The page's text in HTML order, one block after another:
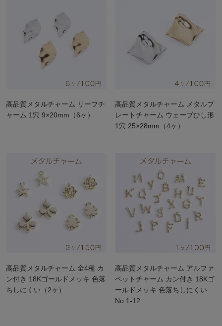
高品質メタルチャーム リーフチ
ャーム 1穴 9×20mm（6ヶ）
高品質メタルチャーム メタルプ
レートチャーム ウェーブひし形
1穴 25×28mm（4ヶ）
高品質メタルチャーム 全4種 カ
ン付き 18Kゴールドメッキ 色落
ちしにくい（2ヶ）
高品質メタルチャーム アルファ
ベットチャーム カン付き 18Kゴ
ールドメッキ 色落ちしにくい
No.1-12